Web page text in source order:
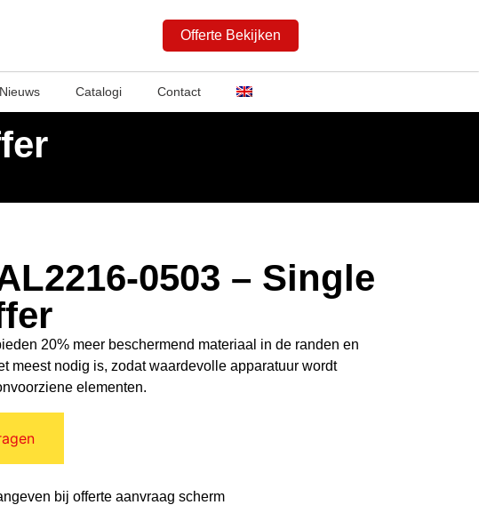
Offerte Bekijken
Nieuws Catalogi Contact
0503 – Single
20% meer beschermend materiaal in de randen en
meest nodig is, zodat waardevolle apparatuur wordt
elementen.
bij offerte aanvraag scherm